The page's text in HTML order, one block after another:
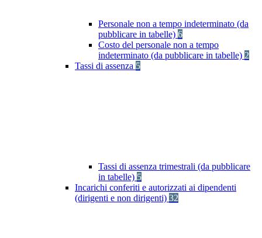
Personale non a tempo indeterminato (da
pubblicare in tabelle) 6
Costo del personale non a tempo
indeterminato (da pubblicare in tabelle) 2
Tassi di assenza 5
Tassi di assenza trimestrali (da pubblicare
in tabelle) 5
Incarichi conferiti e autorizzati ai dipendenti
(dirigenti e non dirigenti) 32